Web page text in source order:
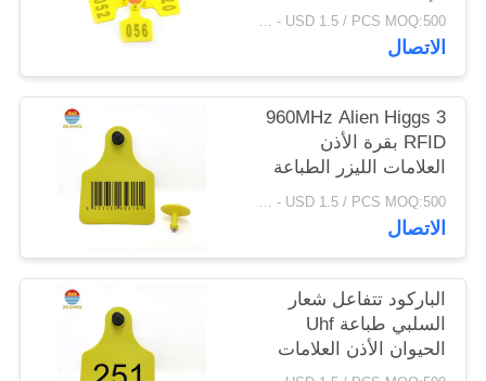
الأذن العلامات مع
Bracode
USD 0.5 / PCS - USD 1.5 / PCS MOQ:500 قطعة
الاتصال
960MHz Alien Higgs 3
RFID بقرة الأذن
العلامات الليزر الطباعة
الرقم التسلسلي
USD 0.5 / PCS - USD 1.5 / PCS MOQ:500 قطعة
الاتصال
الباركود تتفاعل شعار
السلبي طباعة Uhf
الحيوان الأذن العلامات